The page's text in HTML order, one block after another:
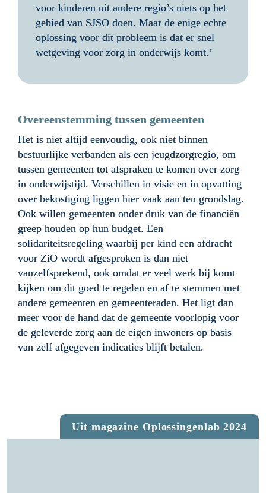
voor kinderen uit andere regio’s niets op het
gebied van SJSO doen. Maar de enige echte
oplossing voor dit probleem is dat er snel
wetgeving voor zorg in onderwijs komt.’
Overeenstemming tussen gemeenten
Het is niet altijd eenvoudig, ook niet binnen
bestuurlijke verbanden als een jeugdzorgregio, om
tussen gemeenten tot afspraken te komen over zorg
in onderwijstijd. Verschillen in visie en in opvatting
over bekostiging liggen hier vaak aan ten grondslag.
Ook willen gemeenten onder druk van de financiën
greep houden op hun budget. Een
solidariteitsregeling waarbij per kind een afdracht
voor ZiO wordt afgesproken is dan niet
vanzelfsprekend, ook omdat er veel werk bij komt
kijken om dit goed te regelen en af te stemmen met
andere gemeenten en gemeenteraden. Het ligt dan
meer voor de hand dat de gemeente voorlopig voor
de geleverde zorg aan de eigen inwoners op basis
van zelf afgegeven indicaties blijft betalen.
Uit magazine Oplossingenlab 2024